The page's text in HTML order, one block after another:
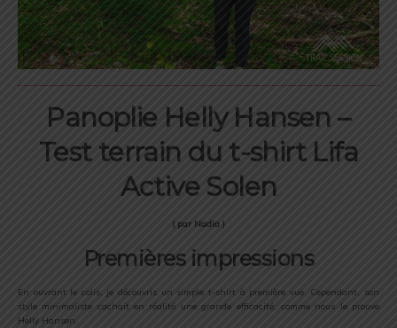
Panoplie Helly Hansen –
Test terrain du t-shirt Lifa
Active Solen
( par Nadia )
Premières impressions
En ouvrant le colis, je découvris un simple t-shirt à première vue. Cependant, son
style minimaliste cachait en réalité une grande efficacité, comme nous le prouve
Helly Hansen.